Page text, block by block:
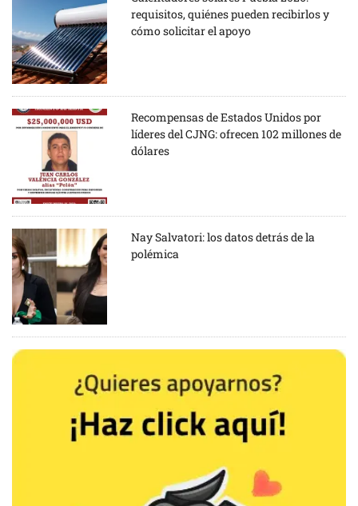
requisitos, quiénes pueden recibirlos y
cómo solicitar el apoyo
Recompensas de Estados Unidos por
líderes del CJNG: ofrecen 102 millones de
dólares
Nay Salvatori: los datos detrás de la
polémica